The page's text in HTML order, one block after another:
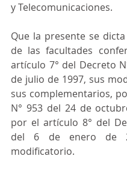
y Telecomunicaciones.
Que la presente se
de las facultades
artículo 7° del Decreto
de julio de 1997, sus
sus complementarios,
N° 953 del 24 de
por el artículo 8° del
del 6 de enero de
modificatorio.